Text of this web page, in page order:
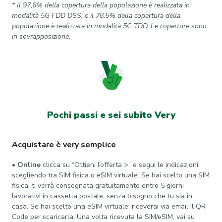
* Il 97,6% della copertura della popolazione è realizzata in
modalità 5G FDD DSS, e il 78,5% della copertura della
popolazione è realizzata in modalità 5G TDD. Le coperture sono
in sovrapposizione.
Pochi passi e sei subito Very
Acquistare è very semplice
• Online clicca su “Ottieni l’offerta >” e segui le indicazioni,
scegliendo tra SIM fisica o eSIM virtuale. Se hai scelto una SIM
fisica, ti verrà consegnata gratuitamente entro 5 giorni
lavorativi in cassetta postale, senza bisogno che tu sia in
casa. Se hai scelto una eSIM virtuale, riceverai via email il QR
Code per scaricarla. Una volta ricevuta la SIM/eSIM, vai su